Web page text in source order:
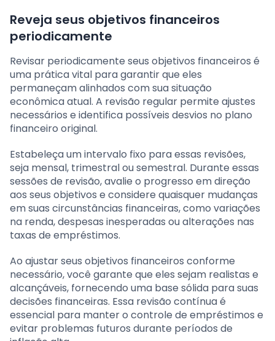
Reveja seus objetivos financeiros
periodicamente
Revisar periodicamente seus objetivos financeiros é
uma prática vital para garantir que eles
permaneçam alinhados com sua situação
econômica atual. A revisão regular permite ajustes
necessários e identifica possíveis desvios no plano
financeiro original.
Estabeleça um intervalo fixo para essas revisões,
seja mensal, trimestral ou semestral. Durante essas
sessões de revisão, avalie o progresso em direção
aos seus objetivos e considere quaisquer mudanças
em suas circunstâncias financeiras, como variações
na renda, despesas inesperadas ou alterações nas
taxas de empréstimos.
Ao ajustar seus objetivos financeiros conforme
necessário, você garante que eles sejam realistas e
alcançáveis, fornecendo uma base sólida para suas
decisões financeiras. Essa revisão contínua é
essencial para manter o controle de empréstimos e
evitar problemas futuros durante períodos de